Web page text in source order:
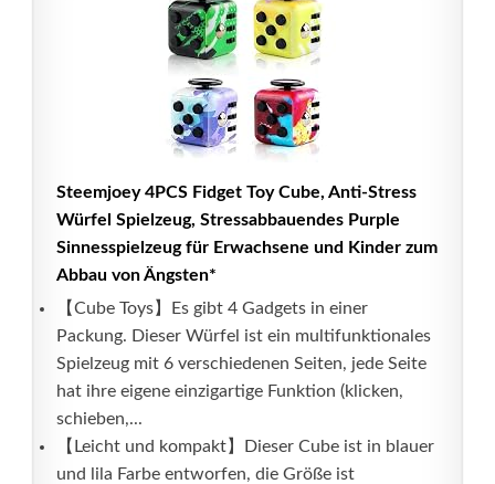
Steemjoey 4PCS Fidget Toy Cube, Anti-Stress
Würfel Spielzeug, Stressabbauendes Purple
Sinnesspielzeug für Erwachsene und Kinder zum
Abbau von Ängsten*
【Cube Toys】Es gibt 4 Gadgets in einer
Packung. Dieser Würfel ist ein multifunktionales
Spielzeug mit 6 verschiedenen Seiten, jede Seite
hat ihre eigene einzigartige Funktion (klicken,
schieben,...
【Leicht und kompakt】Dieser Cube ist in blauer
und lila Farbe entworfen, die Größe ist